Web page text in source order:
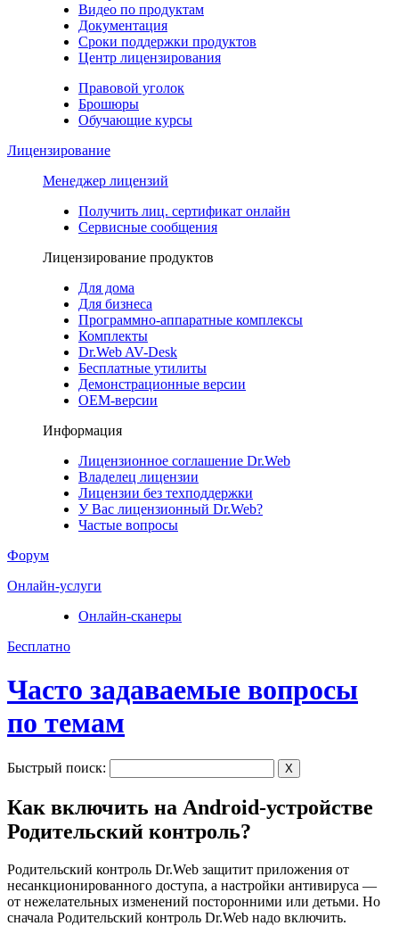
Видео по продуктам
Документация
Сроки поддержки продуктов
Центр лицензирования
Правовой уголок
Брошюры
Обучающие курсы
Лицензирование
Менеджер лицензий
Получить лиц. сертификат онлайн
Сервисные сообщения
Лицензирование продуктов
Для дома
Для бизнеса
Программно-аппаратные комплексы
Комплекты
Dr.Web AV-Desk
Бесплатные утилиты
Демонстрационные версии
ОЕМ-версии
Информация
Лицензионное соглашение Dr.Web
Владелец лицензии
Лицензии без техподдержки
У Вас лицензионный Dr.Web?
Частые вопросы
Форум
Онлайн-услуги
Онлайн-сканеры
Бесплатно
Часто задаваемые вопросы
по темам
Быстрый поиск: X
Как включить на Android-устройстве
Родительский контроль?
Родительский контроль Dr.Web защитит приложения от
несанкционированного доступа, а настройки антивируса —
от нежелательных изменений посторонними или детьми. Но
сначала Родительский контроль Dr.Web надо включить.